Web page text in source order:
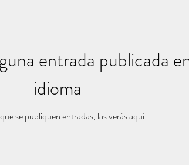
entrada publicada
idioma
se publiquen entradas, las verás aquí.